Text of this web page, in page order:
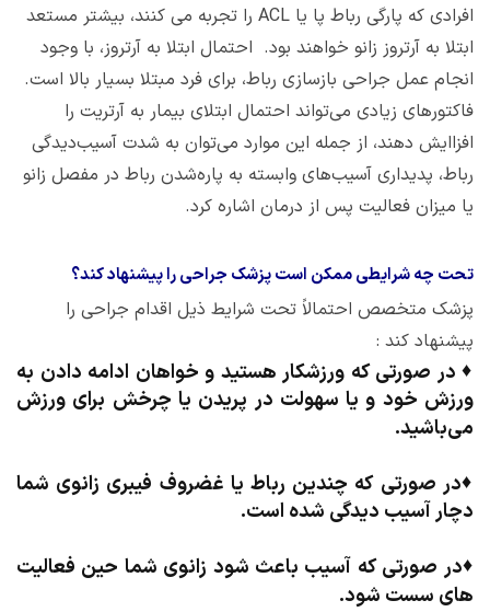
افرادی که پارگی رباط پا یا ACL را تجربه می کنند، بیشتر مستعد
ابتلا به آرتروز زانو خواهند بود. احتمال ابتلا به آرتروز، با وجود
انجام عمل جراحی بازسازی رباط، برای فرد مبتلا بسیار بالا است.
فاکتورهای زیادی می‌تواند احتمال ابتلای بیمار به آرتریت را
افزاایش دهند، از جمله این موارد می‌توان به شدت آسیب‌دیدگی
رباط، پدیداری آسیب‌های وابسته به پاره‌شدن رباط در مفصل زانو
یا میزان فعالیت پس از درمان اشاره کرد.
تحت چه شرایطی ممکن است پزشک جراحی را پیشنهاد کند؟
پزشک متخصص احتمالاً تحت شرایط ذیل اقدام جراحی را
پیشنهاد کند :
♦در صورتی که ورزشکار هستید و خواهان ادامه دادن به
ورزش خود و یا سهولت در پریدن یا چرخش برای ورزش
می‌باشید.
♦در صورتی که چندین رباط یا غضروف فیبری زانوی شما
دچار آسیب دیدگی شده است.
♦در صورتی که آسیب باعث شود زانوی شما حین فعالیت
های سست شود.